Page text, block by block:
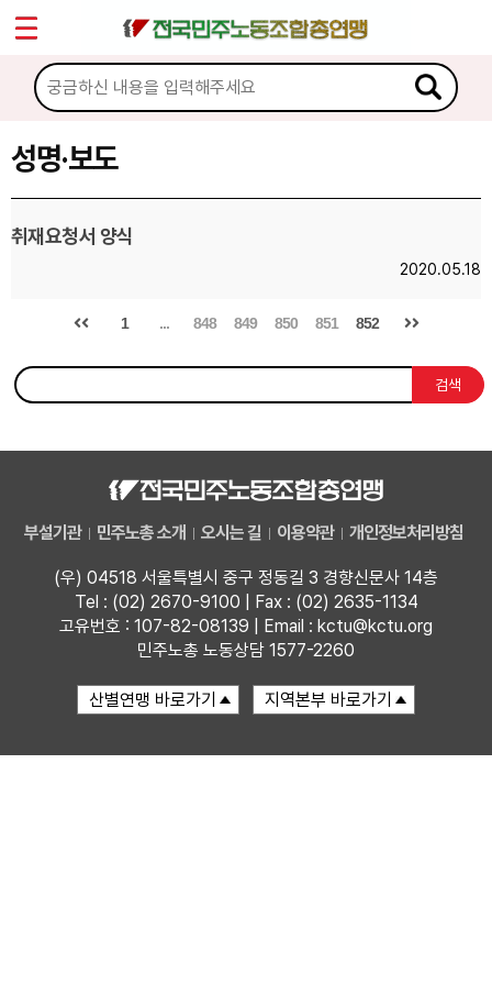
성명·보도
취재요청서 양식
2020.05.18
1 ... 848 849 850 851 852
검색
부설기관 민주노총 소개 오시는 길 이용약관 개인정보처리방침
(우) 04518 서울특별시 중구 정동길 3 경향신문사 14층
Tel : (02) 2670-9100 | Fax : (02) 2635-1134
고유번호 : 107-82-08139 | Email : kctu@kctu.org
민주노총 노동상담 1577-2260
마이페이지
소개
소식
공지사항
성명·보도
업무
Sketchbook5, 스케치북5
Sketchbook5, 스케치북5